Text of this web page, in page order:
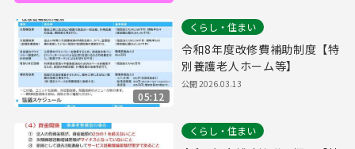
05:12
くらし・住まい
令和8年度改修費補助制度【特
別養護老人ホーム等】
公開2026.03.13
くらし・住まい